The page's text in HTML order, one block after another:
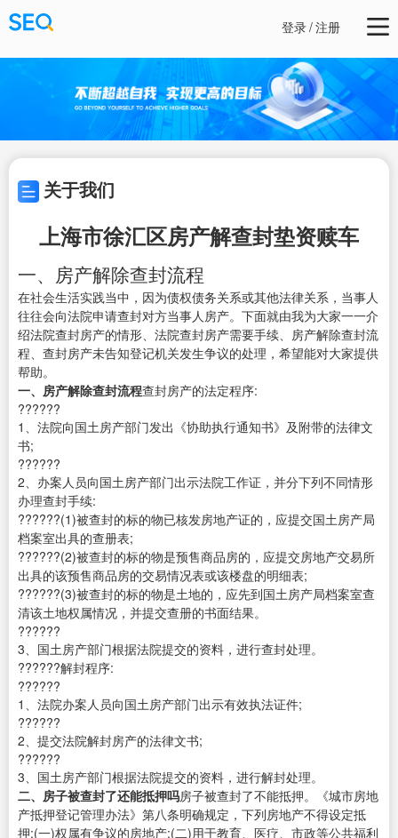
登录/注册
关于我们
上海市徐汇区房产解查封垫资赎车
一、房产解除查封流程
在社会生活实践当中，因为债权债务关系或其他法律关系，当事人
往往会向法院申请查封对方当事人房产。下面就由我为大家一一介
绍法院查封房产的情形、法院查封房产需要手续、房产解除查封流
程、查封房产未告知登记机关发生争议的处理，希望能对大家提供
帮助。
一、房产解除查封流程查封房产的法定程序:
??????
1、法院向国土房产部门发出《协助执行通知书》及附带的法律文
书;
??????
2、办案人员向国土房产部门出示法院工作证，并分下列不同情形
办理查封手续:
??????(1)被查封的标的物已核发房地产证的，应提交国土房产局
档案室出具的查册表;
??????(2)被查封的标的物是预售商品房的，应提交房地产交易所
出具的该预售商品房的交易情况表或该楼盘的明细表;
??????(3)被查封的标的物是土地的，应先到国土房产局档案室查
清该土地权属情况，并提交查册的书面结果。
??????
3、国土房产部门根据法院提交的资料，进行查封处理。
??????解封程序:
??????
1、法院办案人员向国土房产部门出示有效执法证件;
??????
2、提交法院解封房产的法律文书;
??????
3、国土房产部门根据法院提交的资料，进行解封处理。
二、房子被查封了还能抵押吗房子被查封了不能抵押。《城市房地
产抵押登记管理办法》第八条明确规定，下列房地产不得设定抵
押:(一)权属有争议的房地产;(二)用于教育、医疗、市政等公共福利